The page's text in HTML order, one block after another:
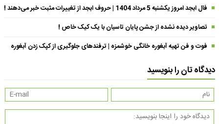
فال ابجد امروز یکشنبه 5 مرداد 1404 | حروف ابجد از تغییرات مثبت خبر می‌دهند !
تصاویر دیده نشده از جشن پایان تاسیان با یک کیک خاص !
فوت و فن تهیه آبغوره خانگی خوشمزه | ترفندهای جلوگیری از کپک زدن آبغوره
دیدگاه تان را بنویسید